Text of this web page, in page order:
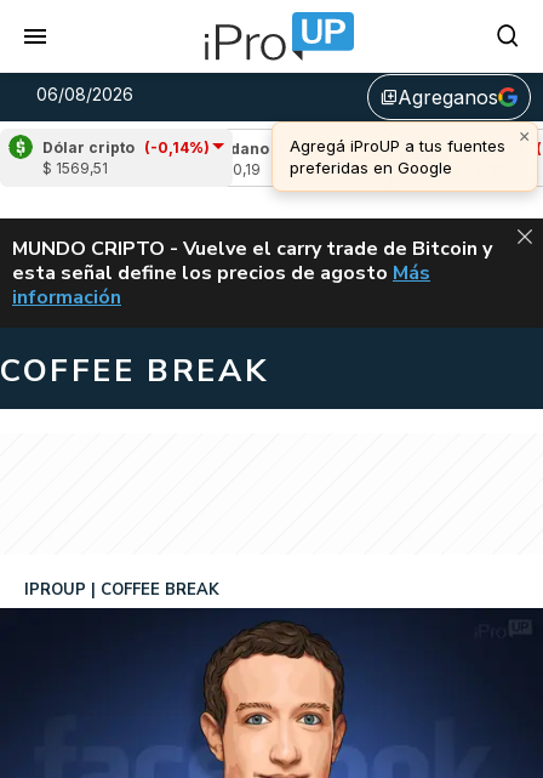
06/08/2026 library_addAgreganos
×
Agregá iProUP a tus fuentes
preferidas en Google
Dólar cripto (-0,14%)
$ 1569,51
Cardano (-2,10%)
Avalanche
(-
u$s 6,45
ALERTA
MUNDO CRIPTO - Vuelve el carry trade de Bitcoin y
esta señal define los precios de agosto VUELVE EL
Más
información
COFFEE BREAK
IPROUP COFFEE BREAK